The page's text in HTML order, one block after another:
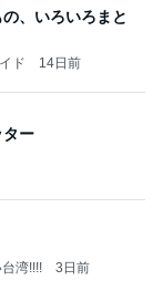
、いろいろまと
ド 14日前
ター
湾!!!! 3日前